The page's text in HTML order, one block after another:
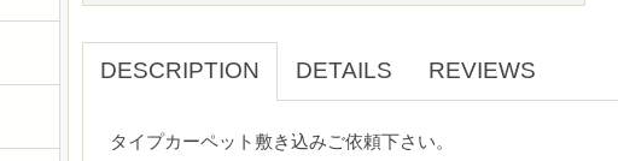
DESCRIPTION DETAILS REVIEWS
タイプカーペット敷き込みご依頼下さい。